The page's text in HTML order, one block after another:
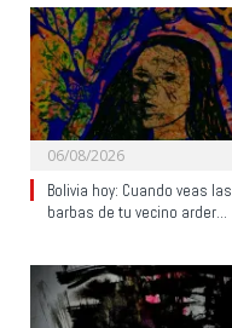
06/08/2026
Bolivia hoy: Cuando veas las
barbas de tu vecino arder…